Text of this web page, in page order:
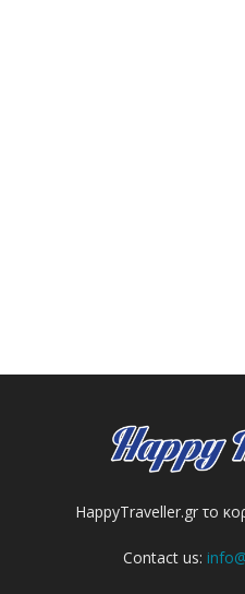
HappyTraveller.gr το
Contact us: